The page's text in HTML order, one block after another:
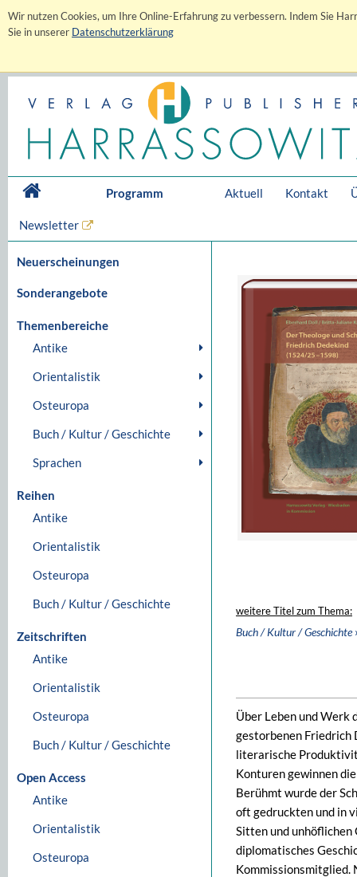
Wir nutzen Cookies, um Ihre Online-Erfahrung zu verbessern. Indem Sie
Sie in unserer Datenschutzerklärung
Programm Aktuell Kontakt
Newsletter
Neuerscheinungen
Sonderangebote
Themenbereiche
Antike
Orientalistik
Osteuropa
Buch / Kultur / Geschichte
Sprachen
Reihen
Antike
Orientalistik
Osteuropa
Buch / Kultur / Geschichte
Zeitschriften
Antike
Orientalistik
Osteuropa
Buch / Kultur / Geschichte
Open Access
Antike
Orientalistik
Osteuropa
weitere Titel zum Thema:
Buch / Kultur / Geschichte
Über Leben und Werk
gestorbenen Friedrich
literarische
Konturen gewinnen
Berühmt wurde der
oft gedruckten und in
Sitten und unhöflichen
diplomatisches
Kommissionsmitglied.